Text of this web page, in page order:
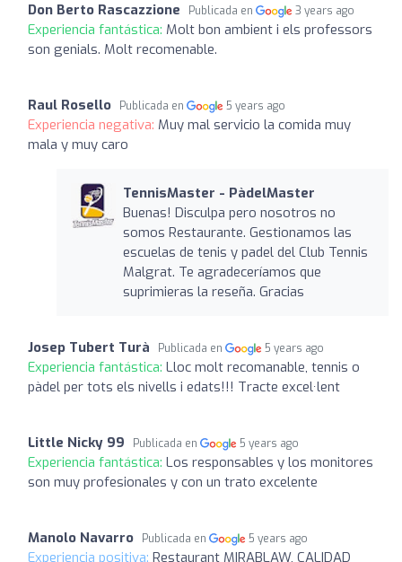
Don Berto Rascazzione Publicada en 3 years ago
Experiencia fantástica: Molt bon ambient i els professors
son genials. Molt recomenable.
Raul Rosello Publicada en 5 years ago
Experiencia negativa: Muy mal servicio la comida muy
mala y muy caro
TennisMaster - PàdelMaster
Buenas! Disculpa pero nosotros no
somos Restaurante. Gestionamos las
escuelas de tenis y padel del Club Tennis
Malgrat. Te agradeceríamos que
suprimieras la reseña. Gracias
Josep Tubert Turà Publicada en 5 years ago
Experiencia fantástica: Lloc molt recomanable, tennis o
pàdel per tots els nivells i edats!!! Tracte excel·lent
Little Nicky 99 Publicada en 5 years ago
Experiencia fantástica: Los responsables y los monitores
son muy profesionales y con un trato excelente
Manolo Navarro Publicada en 5 years ago
Experiencia positiva: Restaurant MIRABLAW, CALIDAD